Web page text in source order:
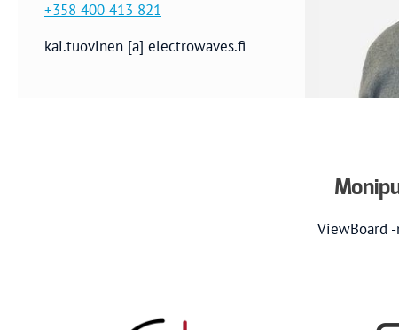
+358 400 413 821
kai.tuovinen [a] electrowaves.fi
ViewBoard